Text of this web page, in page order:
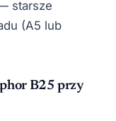
starsze
(A5 lub
B25 przy